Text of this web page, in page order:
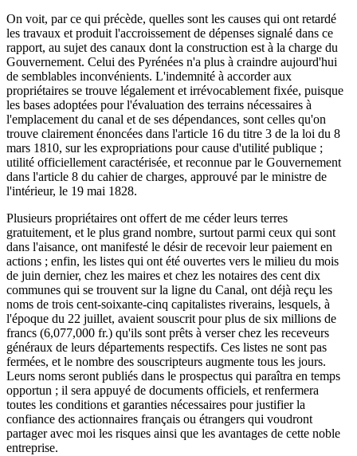
On voit, par ce qui précède, quelles sont les causes qui ont retardé
les travaux et produit l'accroissement de dépenses signalé dans ce
rapport, au sujet des canaux dont la construction est à la charge du
Gouvernement. Celui des Pyrénées n'a plus à craindre aujourd'hui
de semblables inconvénients. L'indemnité à accorder aux
propriétaires se trouve légalement et irrévocablement fixée, puisque
les bases adoptées pour l'évaluation des terrains nécessaires à
l'emplacement du canal et de ses dépendances, sont celles qu'on
trouve clairement énoncées dans l'article 16 du titre 3 de la loi du 8
mars 1810, sur les expropriations pour cause d'utilité publique ;
utilité officiellement caractérisée, et reconnue par le Gouvernement
dans l'article 8 du cahier de charges, approuvé par le ministre de
l'intérieur, le 19 mai 1828.
Plusieurs propriétaires ont offert de me céder leurs terres
gratuitement, et le plus grand nombre, surtout parmi ceux qui sont
dans l'aisance, ont manifesté le désir de recevoir leur paiement en
actions ; enfin, les listes qui ont été ouvertes vers le milieu du mois
de juin dernier, chez les maires et chez les notaires des cent dix
communes qui se trouvent sur la ligne du Canal, ont déjà reçu les
noms de trois cent-soixante-cinq capitalistes riverains, lesquels, à
l'époque du 22 juillet, avaient souscrit pour plus de six millions de
francs (6,077,000 fr.) qu'ils sont prêts à verser chez les receveurs
généraux de leurs départements respectifs. Ces listes ne sont pas
fermées, et le nombre des souscripteurs augmente tous les jours.
Leurs noms seront publiés dans le prospectus qui paraîtra en temps
opportun ; il sera appuyé de documents officiels, et renfermera
toutes les conditions et garanties nécessaires pour justifier la
confiance des actionnaires français ou étrangers qui voudront
partager avec moi les risques ainsi que les avantages de cette noble
entreprise.